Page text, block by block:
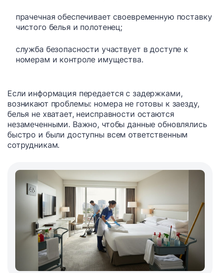
прачечная обеспечивает своевременную поставку
чистого белья и полотенец;
служба безопасности участвует в доступе к
номерам и контроле имущества.
Если информация передается с задержками,
возникают проблемы: номера не готовы к заезду,
белья не хватает, неисправности остаются
незамеченными. Важно, чтобы данные обновлялись
быстро и были доступны всем ответственным
сотрудникам.